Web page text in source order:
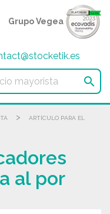
Grupo Vegea

>
ARTÍCULO PARA EL
al por